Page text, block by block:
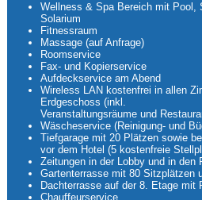
Wellness & Spa Bereich mit Pool,
Solarium
Fitnessraum
Massage (auf Anfrage)
Roomservice
Fax- und Kopierservice
Aufdeckservice am Abend
Wireless LAN kostenfrei in allen
Erdgeschoss (inkl.
Veranstaltungsräume und
Wäscheservice (Reinigung- und
Tiefgarage mit 20 Plätzen sowie
vor dem Hotel (5 kostenfreie
Zeitungen in der Lobby und in den
Gartenterrasse mit 80 Sitzplätzen
Dachterrasse auf der 8. Etage mit
Chauffeurservice